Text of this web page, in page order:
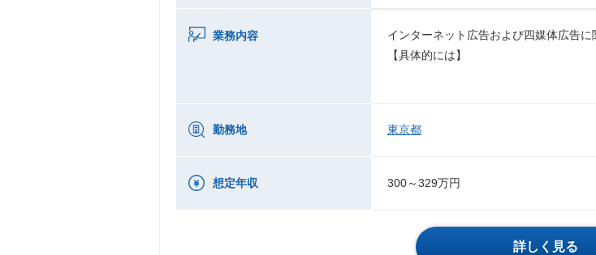
業務内容
インターネット広告および四媒体広告
【具体的には】
勤務地 東京都
想定年収 300～329万円
詳しく見る